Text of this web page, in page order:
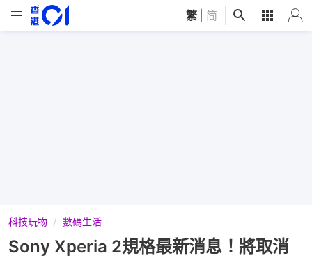
繁 简
科技玩物 數碼生活
Sony Xperia 2規格最新消息！將取消